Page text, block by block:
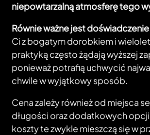
niepowtarzalną atmosferę tego
Równie ważne jest
Ci z bogatym dorobkiem i
praktyką często żądają wyższej
ponieważ potrafią uchwycić
chwile w wyjątkowy sposób.
Cena zależy również od miejsca
długości oraz dodatkowych
koszty te zwykle mieszczą się w